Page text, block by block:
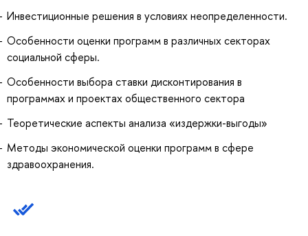
Инвестиционные решения в условиях неопределенности.
Особенности оценки программ в различных секторах
социальной сферы.
Особенности выбора ставки дисконтирования в
программах и проектах общественного сектора
Теоретические аспекты анализа «издержки-выгоды»
Методы экономической оценки программ в сфере
здравоохранения.